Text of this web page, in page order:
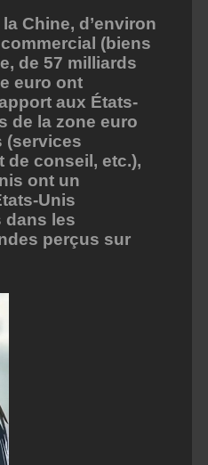
Chine, d’environ
(biens
de 57 milliards
euro ont
aux États-
de la zone euro
(services
de conseil, etc.),
ont un
Unis
dans les
perçus sur